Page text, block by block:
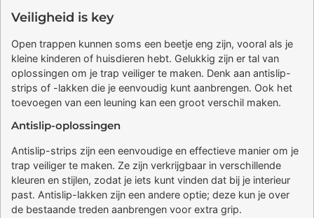
Veiligheid is key
Open trappen kunnen soms een beetje eng zijn, vooral als je
kleine kinderen of huisdieren hebt. Gelukkig zijn er tal van
oplossingen om je trap veiliger te maken. Denk aan antislip-
strips of -lakken die je eenvoudig kunt aanbrengen. Ook het
toevoegen van een leuning kan een groot verschil maken.
Antislip-oplossingen
Antislip-strips zijn een eenvoudige en effectieve manier om je
trap veiliger te maken. Ze zijn verkrijgbaar in verschillende
kleuren en stijlen, zodat je iets kunt vinden dat bij je interieur
past. Antislip-lakken zijn een andere optie; deze kun je over
de bestaande treden aanbrengen voor extra grip.